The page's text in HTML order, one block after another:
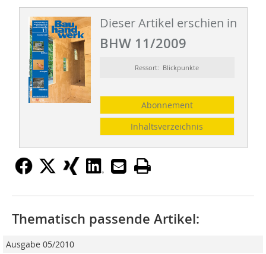
Dieser Artikel erschien in
BHW 11/2009
Ressort: Blickpunkte
Abonnement
Inhaltsverzeichnis
Thematisch passende Artikel:
Ausgabe 05/2010